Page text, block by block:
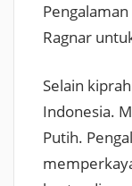
Ragnar
Selain
Indonesia.
Putih.